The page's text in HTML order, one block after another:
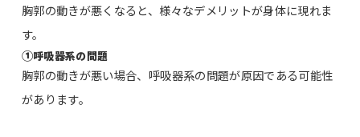
胸郭の動きが悪くなると、様々なデメリットが身体に現れま
す。
①呼吸器系の問題
胸郭の動きが悪い場合、呼吸器系の問題が原因である可能性
があります。